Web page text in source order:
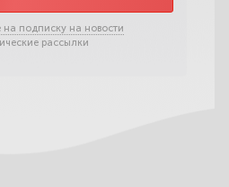
на подписку на новости
рассылки